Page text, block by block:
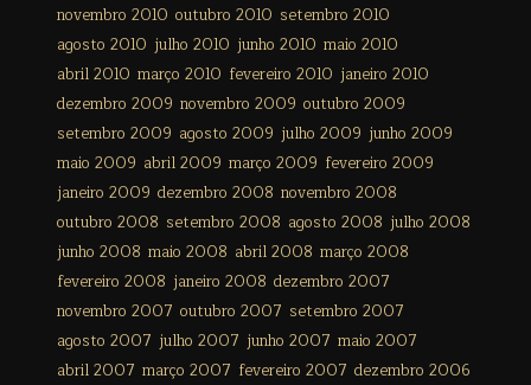
novembro 2010 outubro 2010 setembro 2010
agosto 2010 julho 2010 junho 2010 maio 2010
abril 2010 março 2010 fevereiro 2010 janeiro 2010
dezembro 2009 novembro 2009 outubro 2009
setembro 2009 agosto 2009 julho 2009 junho 2009
maio 2009 abril 2009 março 2009 fevereiro 2009
janeiro 2009 dezembro 2008 novembro 2008
outubro 2008 setembro 2008 agosto 2008 julho 2008
junho 2008 maio 2008 abril 2008 março 2008
fevereiro 2008 janeiro 2008 dezembro 2007
novembro 2007 outubro 2007 setembro 2007
agosto 2007 julho 2007 junho 2007 maio 2007
abril 2007 março 2007 fevereiro 2007 dezembro 2006